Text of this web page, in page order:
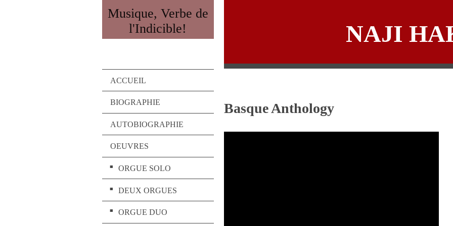
Musique, Verbe de
l'Indicible!
ACCUEIL
BIOGRAPHIE
AUTOBIOGRAPHIE
OEUVRES
ORGUE SOLO
DEUX ORGUES
ORGUE DUO
NAJI
Basque Anthology